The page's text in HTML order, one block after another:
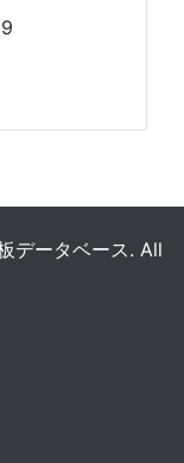
データベース. All